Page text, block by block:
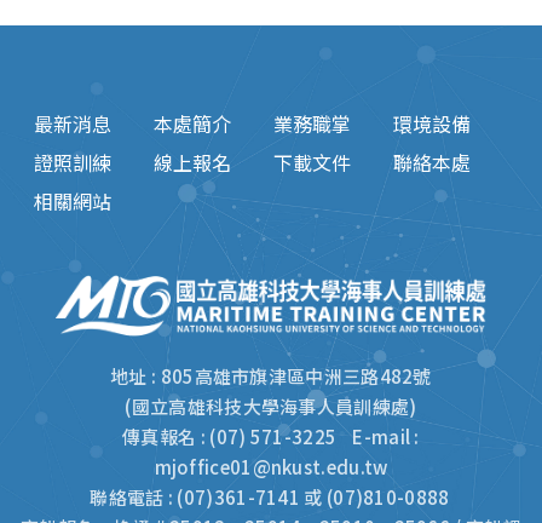
最新消息 本處簡介 業務職掌
環境設備
證照訓練
線上報名 下載文件
聯絡本處
相關網站
地址 : 805高雄市旗津區中洲三路482號
(國立高雄科技大學海事人員訓練處)
傳真報名 : (07) 571-3225 E-mail :
mjoffice01@nkust.edu.tw
聯絡電話 : (07)361-7141 或 (07)810-0888